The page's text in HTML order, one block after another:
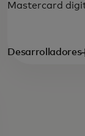
Mastercard
Desarrolladores